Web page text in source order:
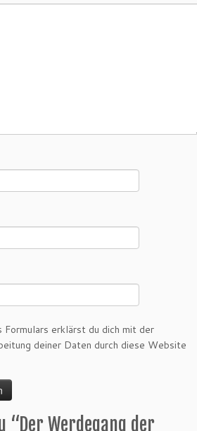
erklärst du dich mit der
deiner Daten durch diese Website
“Der Werdegang der